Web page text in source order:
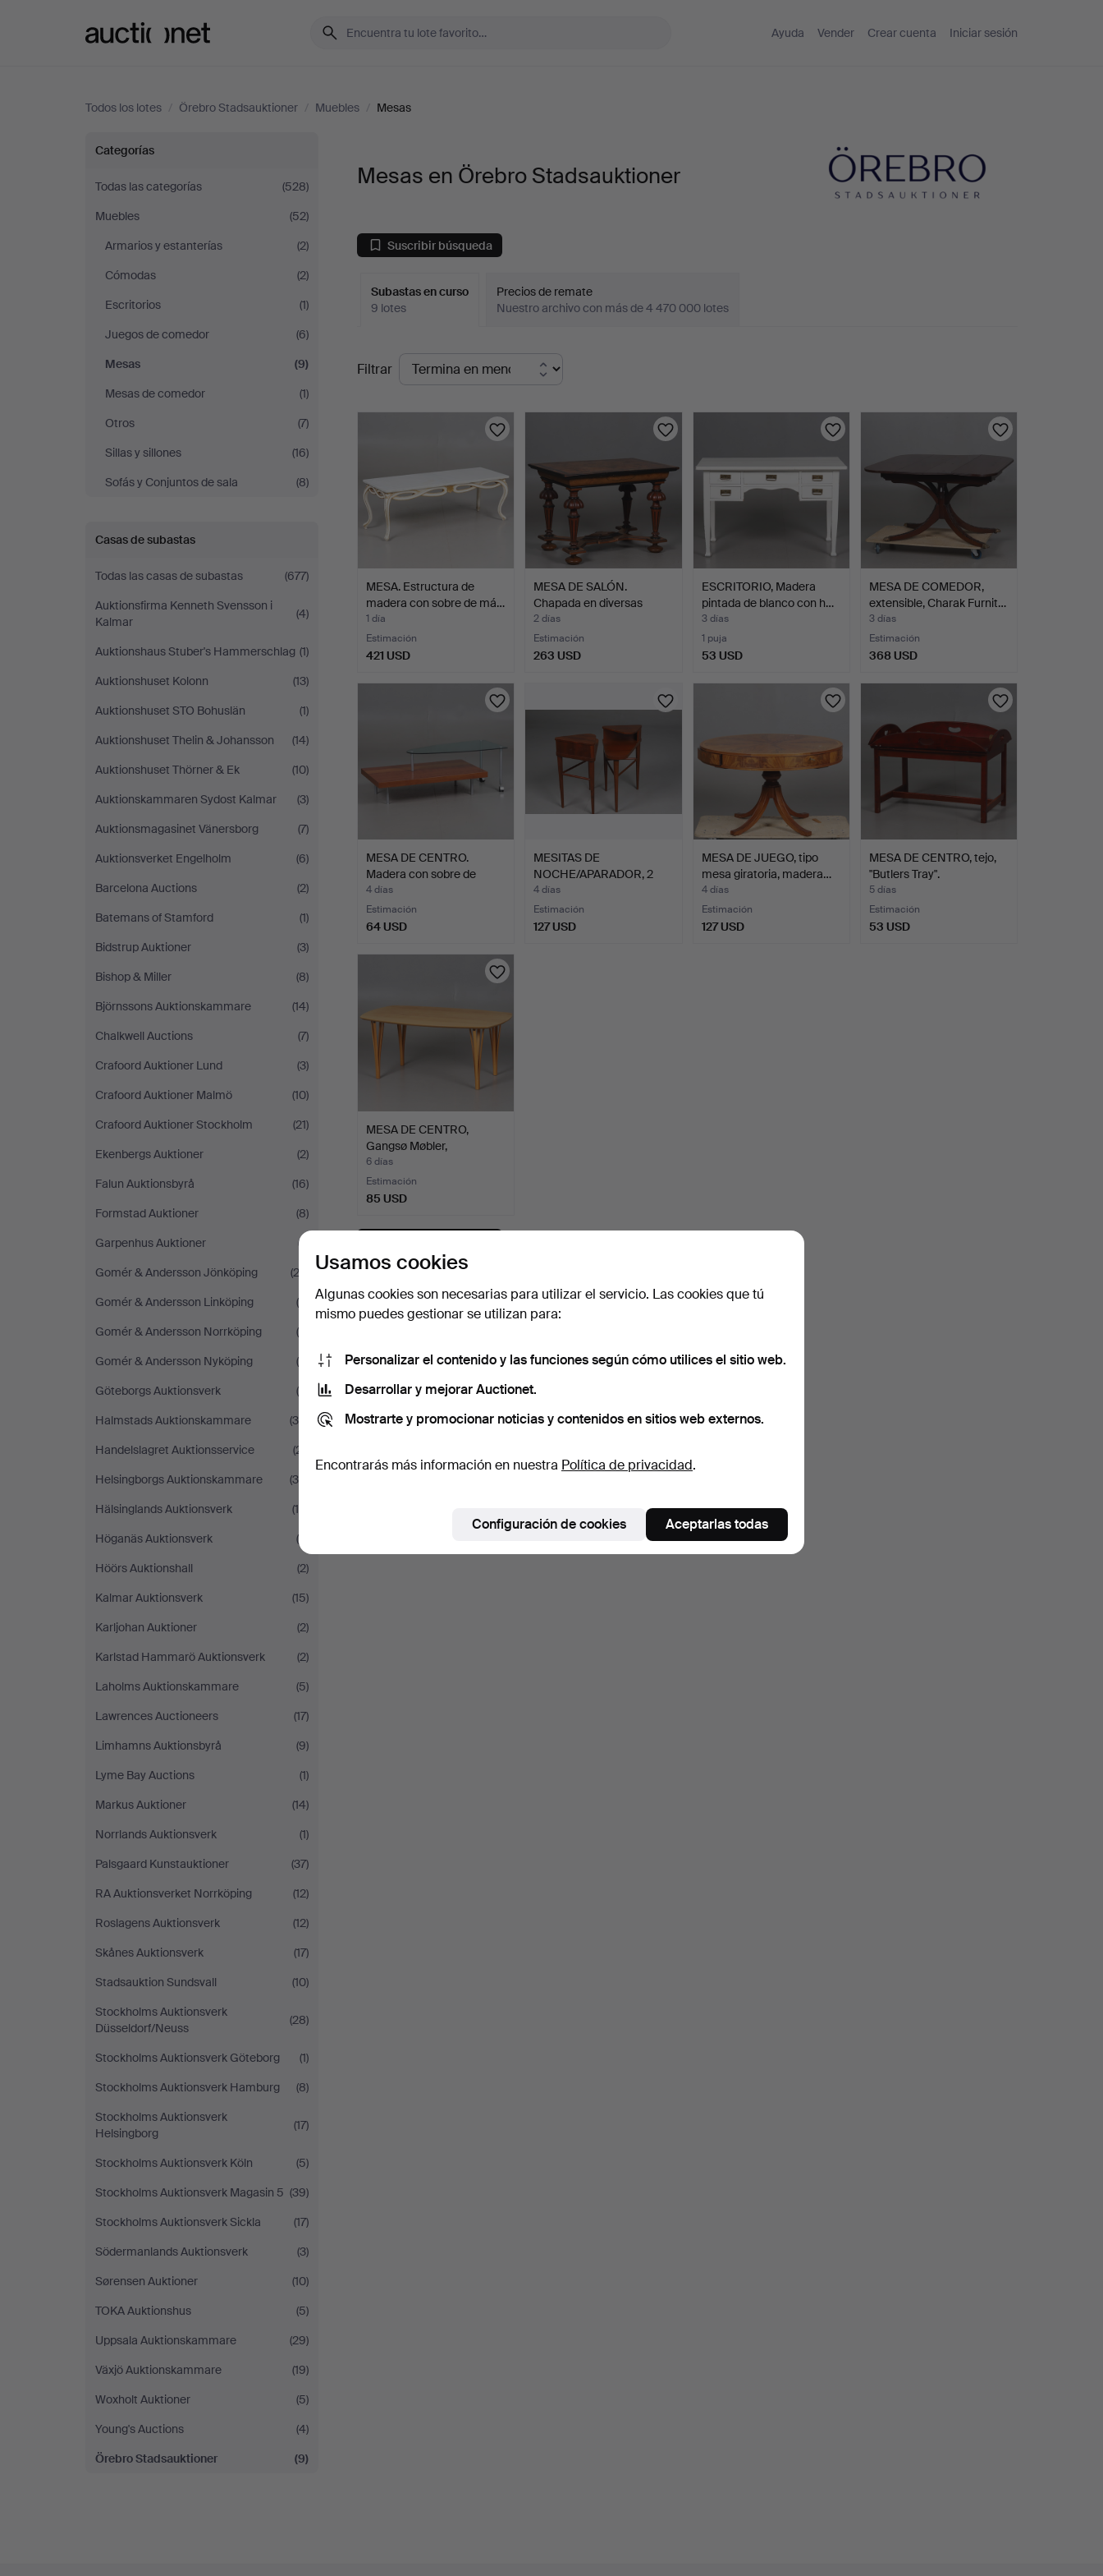
Ayuda Vender Crear cuenta Iniciar sesión
Todos los lotes / Örebro Stadsauktioner / Muebles / Mesas
Mesas
en
Örebro
Stadsauktioner
Categorías
Todas las categorías
(528)
Muebles
(52)
Armarios y estanterías
(2)
Cómodas
(2)
Escritorios
(1)
Juegos de comedor
(6)
Mesas
(9)
Mesas de comedor
(1)
Otros
(7)
Sillas y sillones
(16)
Sofás y Conjuntos de sala
(8)
Casas de subastas
Todas las casas de subastas
(677)
Auktionsfirma Kenneth Svensson i
Kalmar
(4)
Auktionshaus Stuber's Hammerschlag (1)
Auktionshuset Kolonn
(13)
Auktionshuset STO Bohuslän
(1)
Auktionshuset Thelin & Johansson
(14)
Auktionshuset Thörner & Ek
(10)
Auktionskammaren Sydost Kalmar
(3)
Auktionsmagasinet Vänersborg
(7)
Auktionsverket Engelholm
(6)
Barcelona Auctions
(2)
Batemans of Stamford
(1)
Bidstrup Auktioner
(3)
Bishop & Miller
(8)
Björnssons Auktionskammare
(14)
Chalkwell Auctions
(7)
Crafoord Auktioner Lund
(3)
Crafoord Auktioner Malmö
(10)
Crafoord Auktioner Stockholm
(21)
Ekenbergs Auktioner
(2)
Falun Auktionsbyrå
(16)
Formstad Auktioner
(8)
Garpenhus Auktioner
(7)
Gomér & Andersson Jönköping
(22)
Gomér & Andersson Linköping
(5)
Gomér & Andersson Norrköping
(4)
Gomér & Andersson Nyköping
(6)
Göteborgs Auktionsverk
(9)
Halmstads Auktionskammare
(36)
Handelslagret Auktionsservice
(21)
Helsingborgs Auktionskammare
(36)
Hälsinglands Auktionsverk
(18)
Höganäs Auktionsverk
(4)
Höörs Auktionshall
(2)
Kalmar Auktionsverk
(15)
Karljohan Auktioner
(2)
Karlstad Hammarö Auktionsverk
(2)
Laholms Auktionskammare
(5)
Lawrences Auctioneers
(17)
Limhamns Auktionsbyrå
(9)
Lyme Bay Auctions
(1)
Markus Auktioner
(14)
Norrlands Auktionsverk
(1)
Palsgaard Kunstauktioner
(37)
RA Auktionsverket Norrköping
(12)
Roslagens Auktionsverk
(12)
Skånes Auktionsverk
(17)
Stadsauktion Sundsvall
(10)
Stockholms Auktionsverk
Düsseldorf/Neuss
(28)
Stockholms Auktionsverk Göteborg
(1)
Stockholms Auktionsverk Hamburg
(8)
Stockholms Auktionsverk
Helsingborg
(17)
Stockholms Auktionsverk Köln
(5)
Stockholms Auktionsverk Magasin 5 (39)
Stockholms Auktionsverk Sickla
(17)
Södermanlands Auktionsverk
(3)
Sørensen Auktioner
(10)
TOKA Auktionshus
(5)
Uppsala Auktionskammare
(29)
Växjö Auktionskammare
(19)
Woxholt Auktioner
(5)
Young's Auctions
(4)
Örebro Stadsauktioner
(9)
Mesas en Örebro Stadsauktioner
Suscribir búsqueda
Subastas en curso
9 lotes
Precios de remate
Nuestro archivo con más de 4 470 000 lotes
Subastas
en
curso
Filtrar
MESA. Estructura de
madera con sobre de má…
1 día
Estimación
421 USD
MESA DE SALÓN.
Chapada en diversas
maderas…
2 días
Estimación
263 USD
ESCRITORIO, Madera
pintada de blanco con h…
3 días
1 puja
53 USD
MESA DE COMEDOR,
extensible, Charak Furnit…
3 días
Estimación
368 USD
MESA DE CENTRO.
Madera con sobre de
crista…
4 días
Estimación
64 USD
MESITAS DE
NOCHE/APARADOR, 2
uds., teca, "…
4 días
Estimación
127 USD
MESA DE JUEGO, tipo
mesa giratoria, madera…
4 días
Estimación
127 USD
MESA DE CENTRO, tejo,
"Butlers Tray".
5 días
Estimación
53 USD
MESA DE CENTRO,
Gangsø Møbler,
Dinamarca.
6 días
Estimación
85 USD
Usamos cookies
Algunas cookies son necesarias para utilizar el servicio. Las cookies que tú
mismo puedes gestionar se utilizan para:
Personalizar el contenido y las funciones según cómo utilices el sitio web.
Desarrollar y mejorar Auctionet.
Mostrarte y promocionar noticias y contenidos en sitios web externos.
Encontrarás más información en nuestra Política de privacidad.
Configuración de cookies Aceptarlas todas